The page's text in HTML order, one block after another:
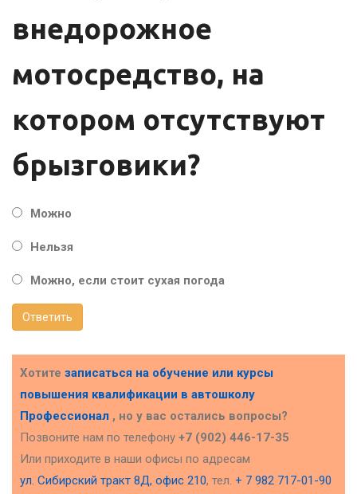
внедорожное
мотосредство, на
котором отсутствуют
брызговики?
Можно
Нельзя
Можно, если стоит сухая погода
Ответить
Хотите записаться на обучение или курсы
повышения квалификации в автошколу
Профессионал , но у вас остались вопросы?
Позвоните нам по телефону +7 (902) 446-17-35
Или приходите в наши офисы по адресам
ул. Сибирский тракт 8Д, офис 210, тел. + 7 982 717-01-90